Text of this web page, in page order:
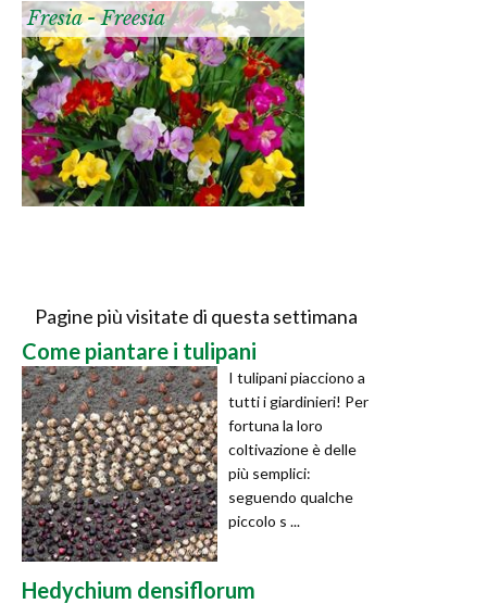
Fresia - Freesia
Pagine più visitate di questa settimana
Come piantare i tulipani
I tulipani piacciono a
tutti i giardinieri! Per
fortuna la loro
coltivazione è delle
più semplici:
seguendo qualche
piccolo s ...
Hedychium densiflorum